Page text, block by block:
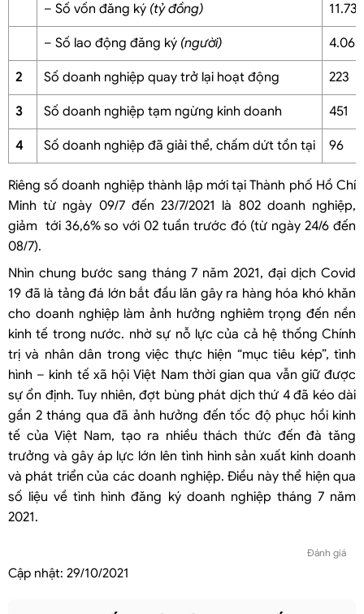
– Số vốn đăng ký (tỷ đồng) 11.734
– Số lao động đăng ký (người) 4.063
2 Số doanh nghiệp quay trở lại hoạt động 223
3 Số doanh nghiệp tạm ngừng kinh doanh 451
4 Số doanh nghiệp đã giải thể, chấm dứt tồn tại 96
Riêng số doanh nghiệp thành lập mới tại Thành phố Hồ Chí
Minh từ ngày 09/7 đến 23/7/2021 là 802 doanh nghiệp,
giảm tới 36,6% so với 02 tuần trước đó (từ ngày 24/6 đến
08/7).
Nhìn chung bước sang tháng 7 năm 2021, đại dịch Covid
19 đã là tảng đá lớn bắt đầu lăn gây ra hàng hóa khó khăn
cho doanh nghiệp làm ảnh hưởng nghiêm trọng đến nền
kinh tế trong nước. nhờ sự nỗ lực của cả hệ thống Chính
trị và nhân dân trong việc thực hiện “mục tiêu kép”, tình
hình – kinh tế xã hội Việt Nam thời gian qua vẫn giữ được
sự ổn định. Tuy nhiên, đợt bùng phát dịch thứ 4 đã kéo dài
gần 2 tháng qua đã ảnh hưởng đến tốc độ phục hồi kinh
tế của Việt Nam, tạo ra nhiều thách thức đến đà tăng
trưởng và gây áp lực lớn lên tình hình sản xuất kinh doanh
và phát triển của các doanh nghiệp. Điều này thể hiện qua
số liệu về tình hình đăng ký doanh nghiệp tháng 7 năm
2021.
Đánh giá
Cập nhật: 29/10/2021